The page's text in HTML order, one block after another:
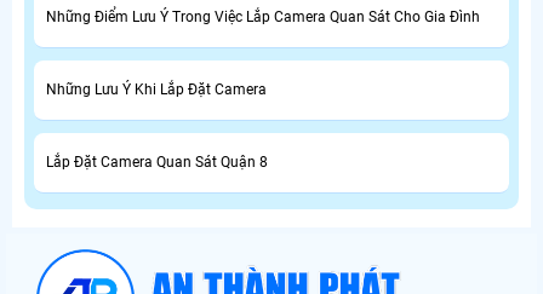
Những Điểm Lưu Ý Trong Việc Lắp Camera Quan Sát Cho Gia Đình
Những Lưu Ý Khi Lắp Đặt Camera
Lắp Đặt Camera Quan Sát Quận 8